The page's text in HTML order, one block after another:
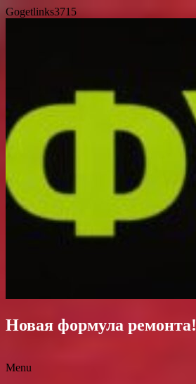
Gogetlinks3715
Новая формула ремонта!
Menu